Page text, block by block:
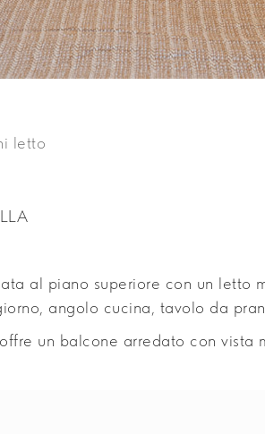
letto
al piano superiore con un
angolo cucina, tavolo da
un balcone arredato con vista